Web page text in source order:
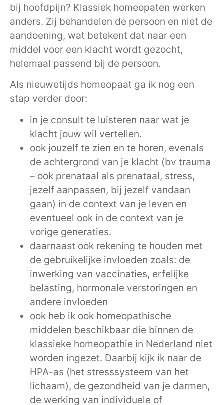
bij hoofdpijn? Klassiek homeopaten werken
anders. Zij behandelen de persoon en niet de
aandoening, wat betekent dat naar een
middel voor een klacht wordt gezocht,
helemaal passend bij de persoon.
Als nieuwetijds homeopaat ga ik nog een
stap verder door:
in je consult te luisteren naar wat je
klacht jouw wil vertellen.
ook jouzelf te zien en te horen, evenals
de achtergrond van je klacht (bv trauma
– ook prenataal als prenataal, stress,
jezelf aanpassen, bij jezelf vandaan
gaan) in de context van je leven en
eventueel ook in de context van je
vorige generaties.
daarnaast ook rekening te houden met
de gebruikelijke invloeden zoals: de
inwerking van vaccinaties, erfelijke
belasting, hormonale verstoringen en
andere invloeden
ook heb ik ook homeopathische
middelen beschikbaar die binnen de
klassieke homeopathie in Nederland niet
worden ingezet. Daarbij kijk ik naar de
HPA-as (het stresssysteem van het
lichaam), de gezondheid van je darmen,
de werking van individuele of